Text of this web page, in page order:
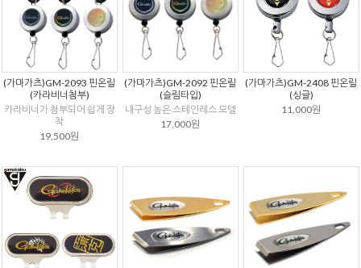
(가마가츠)GM-2093 핀온릴
(카라비너첨부)
카라비너가 첨부되어 쉽게 장
착
19,500원
(가마가츠)GM-2092 핀온릴
(슬림타입)
내구성 높은 스테인레스 모델
17,000원
(가마가츠)GM-2408 핀온릴
(싱글)
11,000원